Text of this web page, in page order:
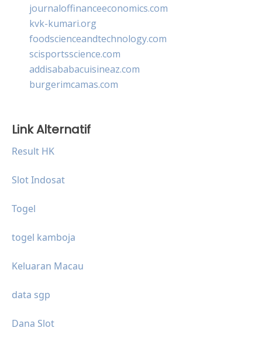
journaloffinanceeconomics.com
kvk-kumari.org
foodscienceandtechnology.com
scisportsscience.com
addisababacuisineaz.com
burgerimcamas.com
Link Alternatif
Result HK
Slot Indosat
Togel
togel kamboja
Keluaran Macau
data sgp
Dana Slot